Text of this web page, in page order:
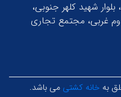
شهید کلهر جنوبی،
غربی، مجتمع تجاری
به خانه کشتی می باشد.